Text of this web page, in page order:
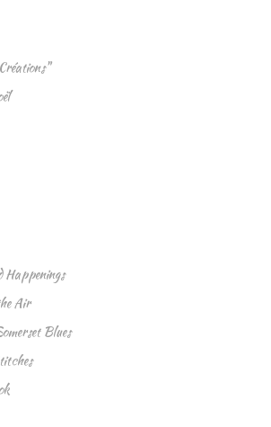
Happenings
Air
Blues